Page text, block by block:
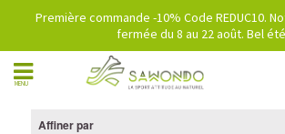
Première commande -10% Code REDUC10.
fermée du 8 au 22 août. Bel
MENU
Affiner par